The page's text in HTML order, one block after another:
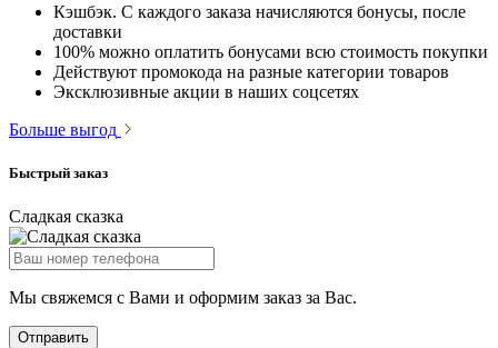
Кэшбэк. С каждого заказа начисляются бонусы, после
доставки
100% можно оплатить бонусами всю стоимость покупки
Действуют промокода на разные категории товаров
Эксклюзивные акции в наших соцсетях
Больше выгод
Быстрый заказ
Сладкая сказка
Мы свяжемся с Вами и оформим заказ за Вас.
Отправить